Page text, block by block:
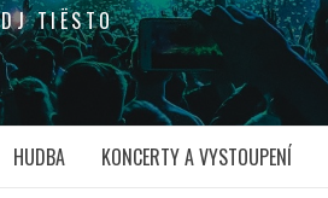
DJ TIËSTO
HUDBA KONCERTY A VYSTOUPENÍ